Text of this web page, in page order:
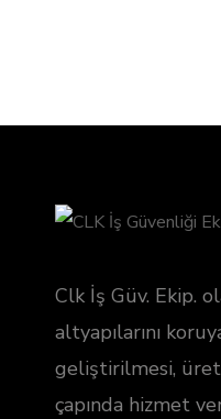
Clk İş Güv. Ekip.
altyapılarını
geliştirilmesi,
çapında hizmet